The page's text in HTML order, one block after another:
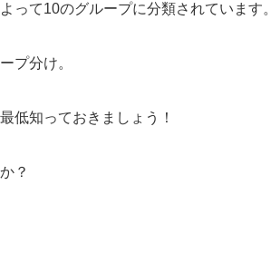
って10のグループに分類されています。
プ分け。
低知っておきましょう！
？